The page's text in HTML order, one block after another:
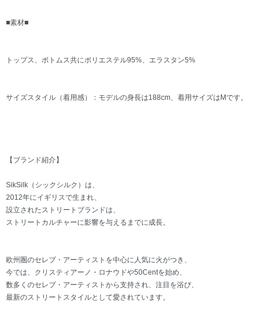
■素材■
トップス、ボトムス共にポリエステル95%、エラスタン5%
サイズスタイル（着用感）：モデルの身長は188cm、着用サイズはMです。
【ブランド紹介】
SikSilk（シックシルク）は、
2012年にイギリスで生まれ、
設立されたストリートブランドは、
ストリートカルチャーに影響を与えるまでに成長。
欧州圏のセレブ・アーティストを中心に人気に火がつき、
今では、クリスティアーノ・ロナウドや50Centを始め、
数多くのセレブ・アーティストから支持され、注目を浴び、
最新のストリートスタイルとして愛されています。